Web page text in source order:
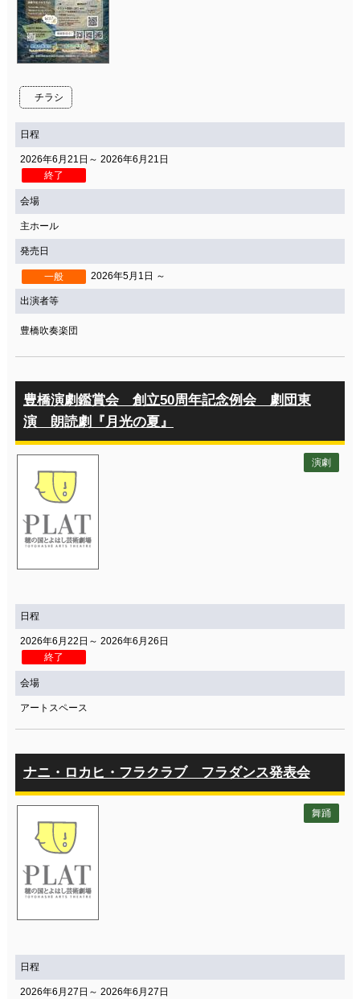
チラシ
日程
2026年6月21日～ 2026年6月21日
終了
会場
主ホール
発売日
一般 2026年5月1日 ～
出演者等
豊橋吹奏楽団
豊橋演劇鑑賞会 創立50周年記念例会 劇団東
演 朗読劇『月光の夏』
演劇
日程
2026年6月22日～ 2026年6月26日
終了
会場
アートスペース
ナニ・ロカヒ・フラクラブ フラダンス発表会
舞踊
日程
2026年6月27日～ 2026年6月27日